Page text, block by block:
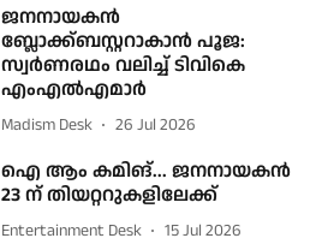
ജനനായകൻ
ബ്ലോക്ക്ബസ്റ്ററാകാൻ പൂജ:
സ്വർണരഥം വലിച്ച് ടിവികെ
എംഎൽഎമാർ
Madism Desk 26 Jul 2026
ഐ ആം കമിങ്... ജനനായകൻ
23 ന് തിയറ്ററുകളിലേക്ക്
Entertainment Desk 15 Jul 2026